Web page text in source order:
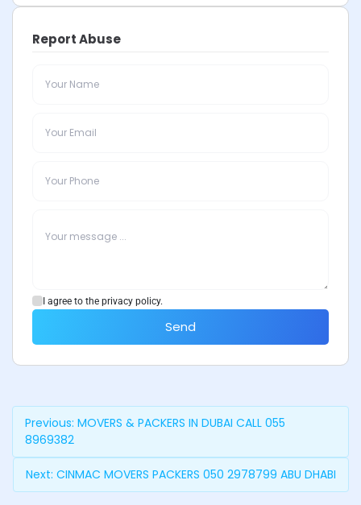
Report Abuse
I agree to the privacy policy.
Send
Previous: MOVERS & PACKERS IN DUBAI CALL 055
8969382
Next: CINMAC MOVERS PACKERS 050 2978799 ABU DHABI